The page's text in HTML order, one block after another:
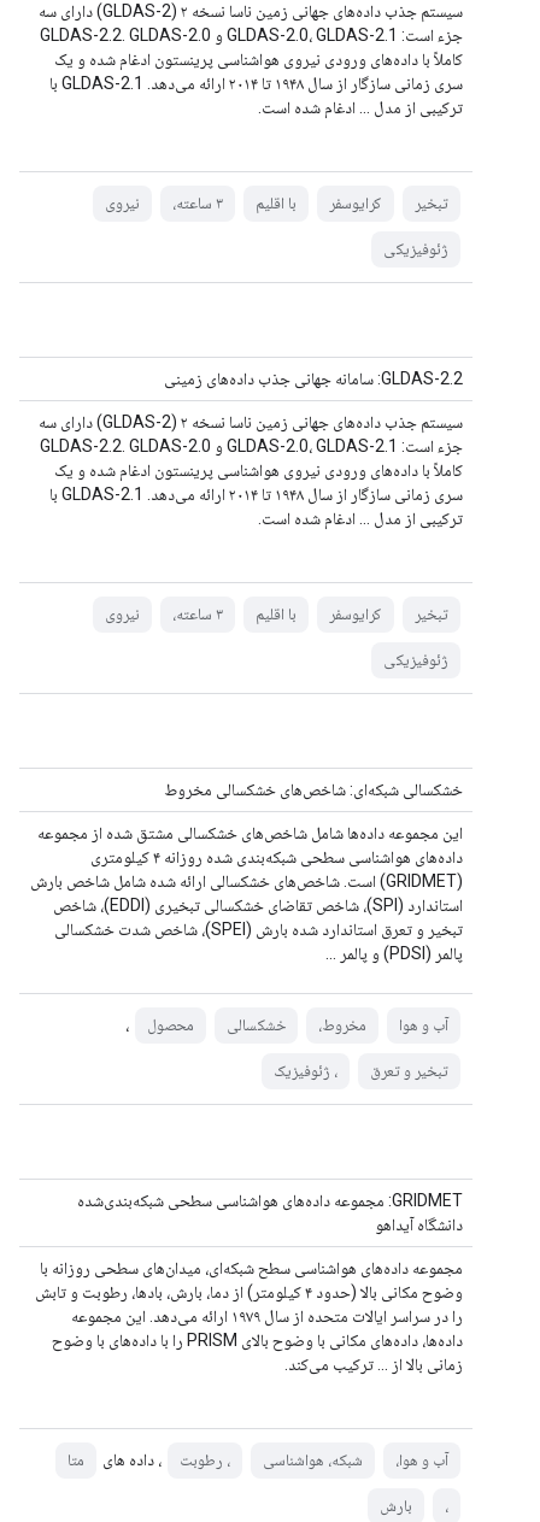
سیستم جذب داده‌های جهانی زمین ناسا نسخه ۲ (GLDAS-2) دارای سه
جزء است: GLDAS-2.0، GLDAS-2.1 و GLDAS-2.2. GLDAS-2.0
کاملاً با داده‌های ورودی نیروی هواشناسی پرینستون ادغام شده و یک
سری زمانی سازگار از سال ۱۹۴۸ تا ۲۰۱۴ ارائه می‌دهد. GLDAS-2.1 با
ترکیبی از مدل ... ادغام شده است.
تبخیر کرایوسفر با اقلیم ۳ ساعته، نیروی
ژئوفیزیکی
GLDAS-2.2: سامانه جهانی جذب داده‌های زمینی
سیستم جذب داده‌های جهانی زمین ناسا نسخه ۲ (GLDAS-2) دارای سه
جزء است: GLDAS-2.0، GLDAS-2.1 و GLDAS-2.2. GLDAS-2.0
کاملاً با داده‌های ورودی نیروی هواشناسی پرینستون ادغام شده و یک
سری زمانی سازگار از سال ۱۹۴۸ تا ۲۰۱۴ ارائه می‌دهد. GLDAS-2.1 با
ترکیبی از مدل ... ادغام شده است.
تبخیر کرایوسفر با اقلیم ۳ ساعته، نیروی
ژئوفیزیکی
خشکسالی شبکه‌ای: شاخص‌های خشکسالی مخروط
این مجموعه داده‌ها شامل شاخص‌های خشکسالی مشتق شده از مجموعه
داده‌های هواشناسی سطحی شبکه‌بندی شده روزانه ۴ کیلومتری
(GRIDMET) است. شاخص‌های خشکسالی ارائه شده شامل شاخص بارش
استاندارد (SPI)، شاخص تقاضای خشکسالی تبخیری (EDDI)، شاخص
تبخیر و تعرق استاندارد شده بارش (SPEI)، شاخص شدت خشکسالی
پالمر (PDSI) و پالمر ...
آب و هوا مخروط، خشکسالی محصول ،
تبخیر و تعرق ، ژئوفیزیک
GRIDMET: مجموعه داده‌های هواشناسی سطحی شبکه‌بندی‌شده
دانشگاه آیداهو
مجموعه داده‌های هواشناسی سطح شبکه‌ای، میدان‌های سطحی روزانه با
وضوح مکانی بالا (حدود ۴ کیلومتر) از دما، بارش، بادها، رطوبت و تابش
را در سراسر ایالات متحده از سال ۱۹۷۹ ارائه می‌دهد. این مجموعه
داده‌ها، داده‌های مکانی با وضوح بالای PRISM را با داده‌های با وضوح
زمانی بالا از ... ترکیب می‌کند.
آب و هوا، شبکه، هواشناسی ، رطوبت ، داده های متا
، بارش